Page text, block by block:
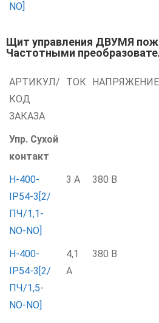
NO]
Щит управления ДВУМЯ
Частотными
АРТИКУЛ/
КОД
ЗАКАЗА
ТОК НАПРЯЖЕНИЕ
Упр. Сухой
контакт
Н-400-
IP54-3[2/
ПЧ/1,1-
NO-NO]
3 А 380 В
Н-400-
IP54-3[2/
ПЧ/1,5-
NO-NO]
4,1
А
380 В